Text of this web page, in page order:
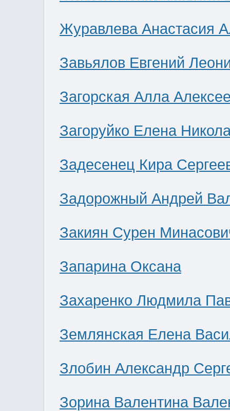
Журавлева Анастасия
Завьялов Евгений
Загорская Алла
Загоруйко Елена
Задесенец Кира
Задорожный Андрей
Закиян Сурен
Запарина Оксана
Захаренко Людмила
Землянская Елена
Злобин Александр
Зорина Валентина